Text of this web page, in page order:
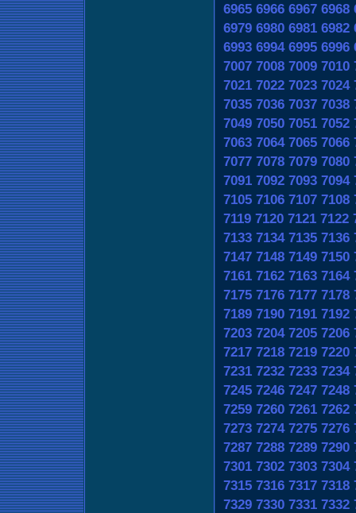
6965 6966 6967 6968
6979 6980 6981 6982
6993 6994 6995 6996
7007 7008 7009 7010
7021 7022 7023 7024
7035 7036 7037 7038
7049 7050 7051 7052
7063 7064 7065 7066
7077 7078 7079 7080
7091 7092 7093 7094
7105 7106 7107 7108
7119 7120 7121 7122
7133 7134 7135 7136
7147 7148 7149 7150
7161 7162 7163 7164
7175 7176 7177 7178
7189 7190 7191 7192
7203 7204 7205 7206
7217 7218 7219 7220
7231 7232 7233 7234
7245 7246 7247 7248
7259 7260 7261 7262
7273 7274 7275 7276
7287 7288 7289 7290
7301 7302 7303 7304
7315 7316 7317 7318
7329 7330 7331 7332